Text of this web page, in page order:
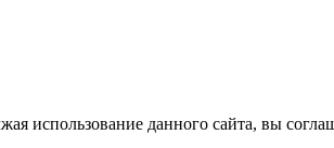
использование данного сайта, вы